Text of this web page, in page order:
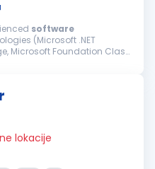
software
(Microsoft .NET
Microsoft Foundation Class
lokacije